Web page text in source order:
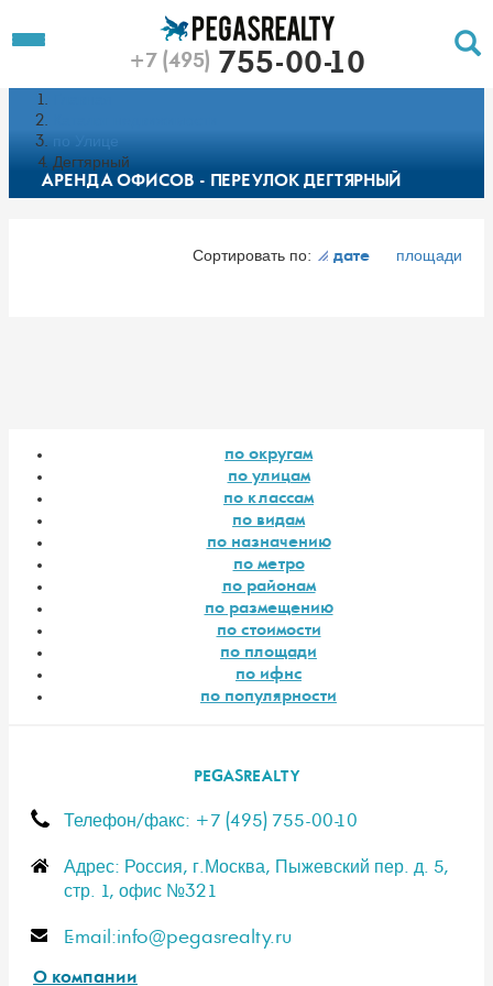
Toggle
Push
+7 (495) 755-00-10
Дегтярный
АРЕНДА ОФИСОВ - ПЕРЕУЛОК ДЕГТЯРНЫЙ
Сортировать по: дате площади
по округам
по улицам
по классам
по видам
по назначению
по метро
по районам
по размещению
по стоимости
по площади
по ифнс
по популярности
PEGASREALTY
Телефон/факс: +7 (495) 755-00-10
Адрес: Россия, г.Москва, Пыжевский пер. д. 5,
стр. 1, офис №321
E-mail:info@pegasrealty.ru
О компании